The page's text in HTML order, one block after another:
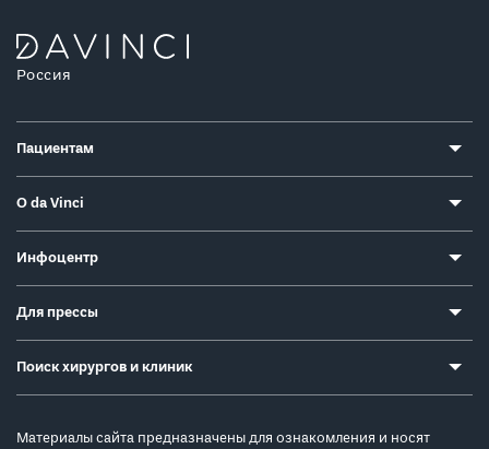
Россия
Пациентам
О da Vinci
Инфоцентр
Для прессы
Поиск хирургов и клиник
Материалы сайта предназначены для ознакомления и носят